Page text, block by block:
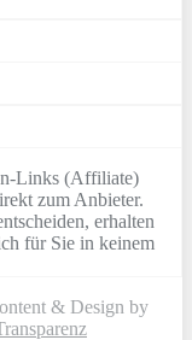
Links (Affiliate)
zum Anbieter.
erhalten
für Sie in keinem
& Design by